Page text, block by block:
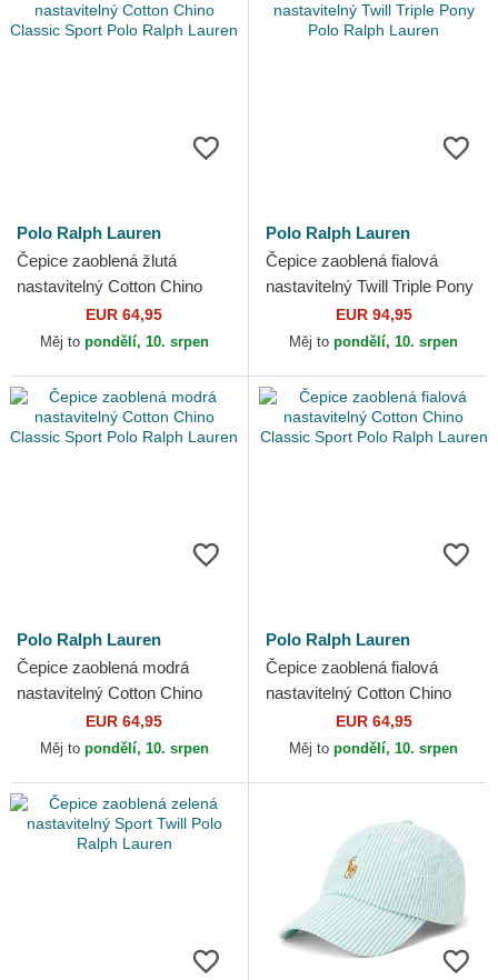
Polo Ralph Lauren
Čepice zaoblená žlutá
nastavitelný Cotton Chino
Classic Sport Polo Ralph
Lauren
EUR 64,95
Měj to pondělí, 10. srpen
Polo Ralph Lauren
Čepice zaoblená fialová
nastavitelný Twill Triple Pony
Polo Ralph Lauren
EUR 94,95
Měj to pondělí, 10. srpen
Polo Ralph Lauren
Čepice zaoblená modrá
nastavitelný Cotton Chino
Classic Sport Polo Ralph
Lauren
EUR 64,95
Měj to pondělí, 10. srpen
Polo Ralph Lauren
Čepice zaoblená fialová
nastavitelný Cotton Chino
Classic Sport Polo Ralph
Lauren
EUR 64,95
Měj to pondělí, 10. srpen